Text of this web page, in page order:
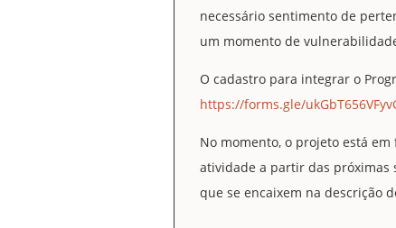
necessário sentimento de
um momento de
O cadastro para integrar o
https://forms.gle/
No momento, o projeto está
atividade a partir das próximas
que se encaixem na descrição